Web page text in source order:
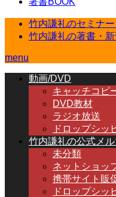
竹内謙礼のセミナ
竹内謙礼の著書・
menu
動画/DVD
キャッチコピ
DVD教材
ラジオ放送
ドロップシッ
竹内謙礼の公式メ
未分類
ネットショッ
携帯サイト販
ドロップシッ